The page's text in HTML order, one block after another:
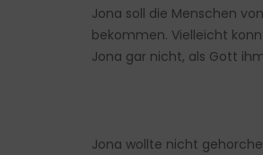
Jona soll die Menschen
bekommen. Vielleicht
Jona gar nicht, als Gott
Jona wollte nicht